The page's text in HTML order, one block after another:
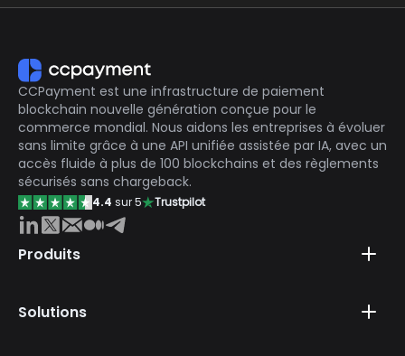
par rapport aux services financiers traditionnels,
réduisant ainsi la charge administrative des
propriétaires de sites Web.
https://ccpayment.com/api/doc/?
CCPayment est une infrastructure de paiement
blockchain nouvelle génération conçue pour le
commerce mondial. Nous aidons les entreprises à évoluer
sans limite grâce à une API unifiée assistée par IA, avec un
accès fluide à plus de 100 blockchains et des règlements
sécurisés sans chargeback.
4.4 sur 5 Trustpilot
Produits
Solutions